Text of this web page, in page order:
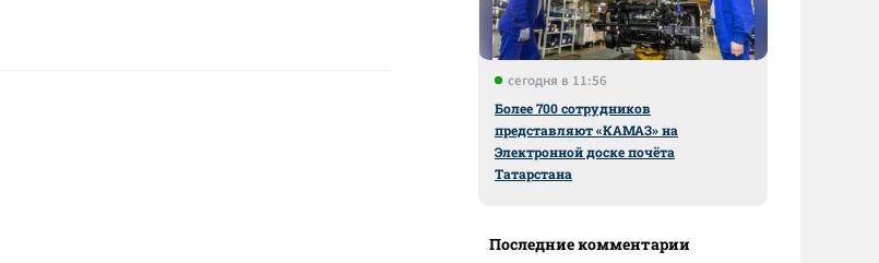
сегодня в 11:56
Более 700 сотрудников
представляют «КАМАЗ» на
Электронной доске почёта
Татарстана
Последние комментарии